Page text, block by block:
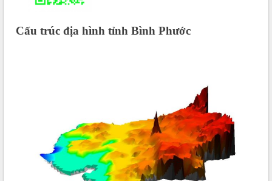
Cấu trúc địa hình tỉnh Bình Phước